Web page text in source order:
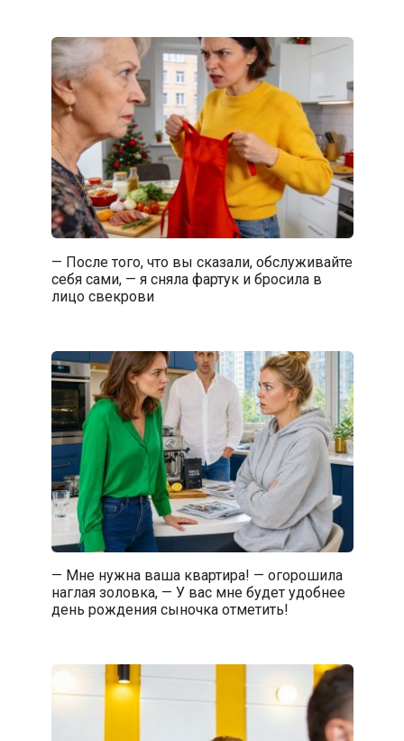
— После того, что вы сказали, обслуживайте
себя сами, — я сняла фартук и бросила в
лицо свекрови
— Мне нужна ваша квартира! — огорошила
наглая золовка, — У вас мне будет удобнее
день рождения сыночка отметить!